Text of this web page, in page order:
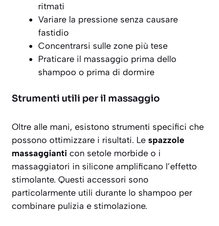
ritmati
Variare la pressione senza causare
fastidio
Concentrarsi sulle zone più tese
Praticare il massaggio prima dello
shampoo o prima di dormire
Strumenti utili per il massaggio
Oltre alle mani, esistono strumenti specifici che
possono ottimizzare i risultati. Le spazzole
massaggianti con setole morbide o i
massaggiatori in silicone amplificano l’effetto
stimolante. Questi accessori sono
particolarmente utili durante lo shampoo per
combinare pulizia e stimolazione.